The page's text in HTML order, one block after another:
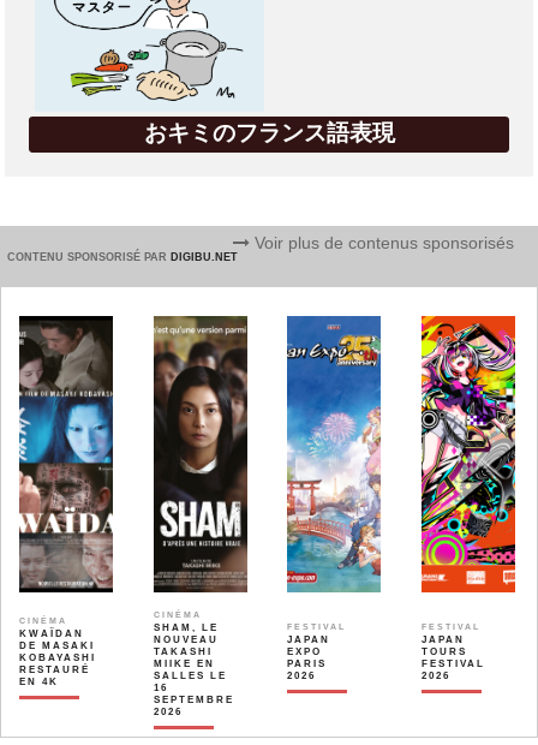
おキミのフランス語表現
CONTENU SPONSORISÉ PAR DIGIBU.NET
Voir plus de contenus sponsorisés
CINÉMA
KWAÏDAN
DE MASAKI
KOBAYASHI
RESTAURÉ
EN 4K
CINÉMA
SHAM, LE
NOUVEAU
TAKASHI
MIIKE EN
SALLES LE
16
SEPTEMBRE
2026
FESTIVAL
JAPAN
EXPO
PARIS
2026
FESTIVAL
JAPAN
TOURS
FESTIVAL
2026